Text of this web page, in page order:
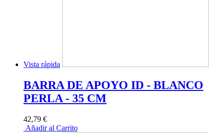
Vista rápida
BARRA DE APOYO ID - BLANCO
PERLA - 35 CM
42,79 €
Añadir al Carrito